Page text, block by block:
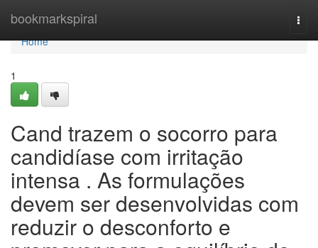
bookmarkspiral
Home
Home
1
Cand trazem o socorro para
candidíase com irritação
intensa . As formulações
devem ser desenvolvidas com
reduzir o desconforto e